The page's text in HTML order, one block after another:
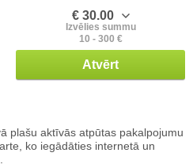
€ 30.00
Izvēlies summu
10 - 300 €
Atvērt
plašu aktīvās atpūtas pakalpojumu
ko iegādāties internetā un